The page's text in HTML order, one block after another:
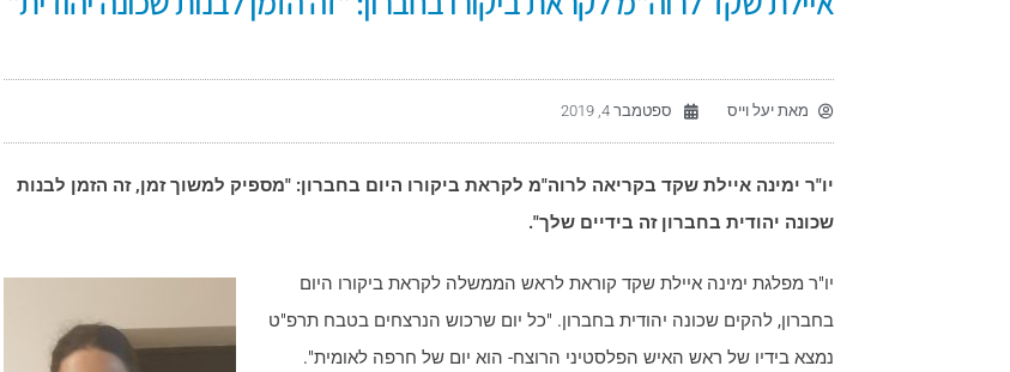
מאת יעל וייס ספטמבר 4, 2019
יו"ר ימינה איילת שקד בקריאה לרוה"מ לקראת ביקורו היום בחברון: "מספיק למשוך זמן, זה הזמן לבנות
שכונה יהודית בחברון זה בידיים שלך".
יו"ר מפלגת ימינה איילת שקד קוראת לראש הממשלה לקראת ביקורו היום
בחברון, להקים שכונה יהודית בחברון. "כל יום שרכוש הנרצחים בטבח תרפ"ט
נמצא בידיו של ראש האיש הפלסטיני הרוצח- הוא יום של חרפה לאומית".